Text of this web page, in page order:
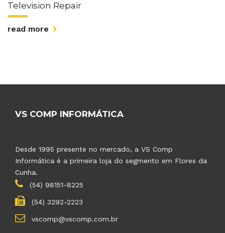
Television Repair
read more
VS COMP INFORMÁTICA
Desde 1995 presente no mercado, a VS Comp
Informática é a primeira loja do segmento em Flores da
Cunha.
(54) 98151-8225
(54) 3292-2223
vscomp@vscomp.com.br